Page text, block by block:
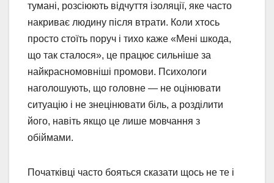
тумані, розсіюють відчуття ізоляції, яке часто
накриває людину після втрати. Коли хтось
просто стоїть поруч і тихо каже «Мені шкода,
що так сталося», це працює сильніше за
найкрасномовніші промови. Психологи
наголошують, що головне — не оцінювати
ситуацію і не знецінювати біль, а розділити
його, навіть якщо це лише мовчання з
обіймами.
Початківці часто бояться сказати щось не те і